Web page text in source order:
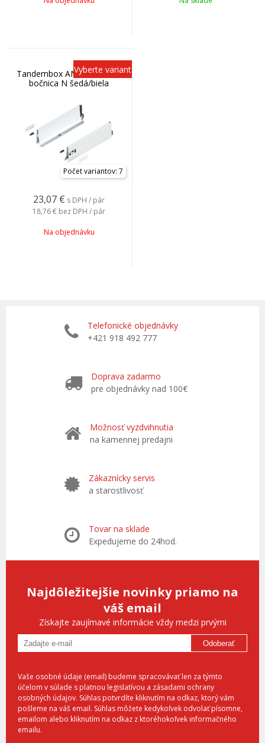
Tandembox ANTARO nízka
bočnica N šedá/biela
Počet variantov: 7
23,07 € s DPH / pár
18,76 € bez DPH / pár
Vyberte variant
Na objednávku
Telefonické objednávky
+421 918 492 777
Doprava zadarmo
pre objednávky nad 100€
Možnosť vyzdvihnutia
na kamennej predajni
Zákaznícky servis
a starostlivosť
Tovar na sklade
Expedujeme do 24hod.
Najdôležitejšie novinky priamo na
váš email
Získajte zaujímavé informácie vždy medzi prvými
Odoberať
Vaše osobné údaje (email) budeme spracovávať len za týmto
účelom v súlade s platnou legislatívou a zásadami ochrany
osobných údajov. Súhlas potvrdíte kliknutím na odkaz, ktorý vám
pošleme na váš email. Súhlas môžete kedykoľvek odvolať písomne,
emailom alebo kliknutím na odkaz z ktoréhokoľvek informačného
emailu.